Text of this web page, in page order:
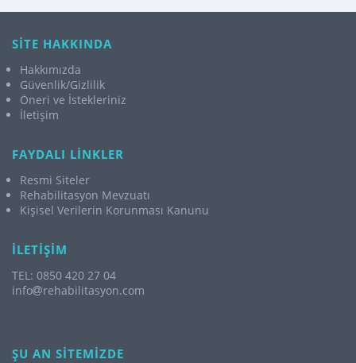
SİTE HAKKINDA
Hakkımızda
Güvenlik/Gizlilik
Öneri ve İstekleriniz
İletişim
FAYDALI LİNKLER
Resmi Siteler
Rehabilitasyon Mevzuatı
Kişisel Verilerin Korunması Kanunu
İLETİŞİM
TEL: 0850 420 27 04
info
rehabilitasyon.com
ŞU AN SİTEMİZDE